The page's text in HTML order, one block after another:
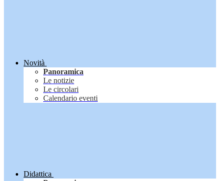
Novità
Panoramica
Le notizie
Le circolari
Calendario eventi
Didattica